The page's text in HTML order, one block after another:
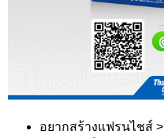
อยากสร้างแฟรนไชส์ >